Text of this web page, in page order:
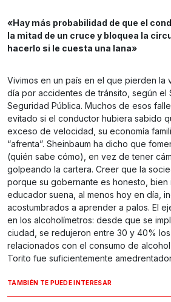
«Hay más probabilidad de que el
la mitad de un cruce y bloquea la
hacerlo si le cuesta una lana»
Vivimos en un país en el que pierden la
día por accidentes de tránsito, según el
Seguridad Pública. Muchos de esos
evitado si el conductor hubiera sabido
exceso de velocidad, su economía
“afrenta”. Sheinbaum ha dicho que
(quién sabe cómo), en vez de tener
golpeando la cartera. Creer que la
porque su gobernante es honesto, bien
educador suena, al menos hoy en día,
acostumbrados a aprender a palos. El
en los alcoholímetros: desde que se
ciudad, se redujeron entre 30 y 40%
relacionados con el consumo de
Torito fue suficientemente
TAMBIÉN TE PUEDE INTERESAR